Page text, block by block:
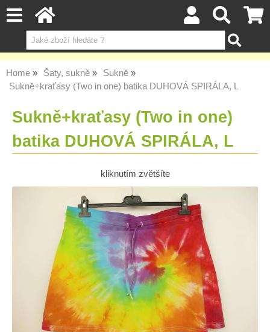
Home Šaty, sukně
Sukně
Sukně+kraťasy (Two in one) batika DUHOVÁ SPIRÁLA, L
Sukně+kraťasy (Two in one)
batika DUHOVÁ SPIRÁLA, L
kliknutím zvětšíte